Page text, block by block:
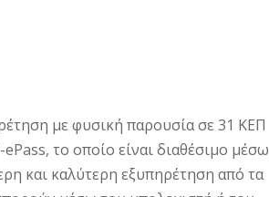
με φυσική παρουσία σε 31 ΚΕΠ
το οποίο είναι διαθέσιμο μέσω
και καλύτερη εξυπηρέτηση από τα